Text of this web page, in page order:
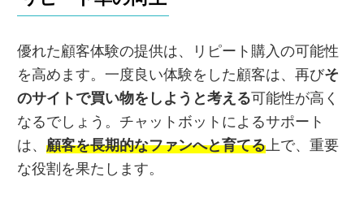
優れた顧客体験の提供は、リピート購入の可能性
を高めます。一度良い体験をした顧客は、再びそ
のサイトで買い物をしようと考える可能性が高く
なるでしょう。チャットボットによるサポート
は、 顧客を長期的なファンへと育てる上で、重要
な役割を果たします。